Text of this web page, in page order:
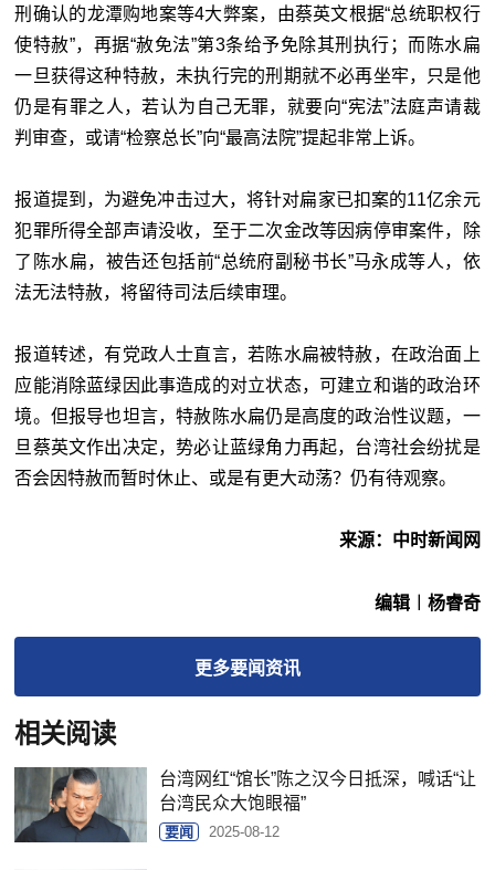
刑确认的龙潭购地案等4大弊案，由蔡英文根据“总统职权行
使特赦”，再据“赦免法”第3条给予免除其刑执行；而陈水扁
一旦获得这种特赦，未执行完的刑期就不必再坐牢，只是他
仍是有罪之人，若认为自己无罪，就要向“宪法”法庭声请裁
判审查，或请“检察总长”向“最高法院”提起非常上诉。
报道提到，为避免冲击过大，将针对扁家已扣案的11亿余元
犯罪所得全部声请没收，至于二次金改等因病停审案件，除
了陈水扁，被告还包括前“总统府副秘书长”马永成等人，依
法无法特赦，将留待司法后续审理。
报道转述，有党政人士直言，若陈水扁被特赦，在政治面上
应能消除蓝绿因此事造成的对立状态，可建立和谐的政治环
境。但报导也坦言，特赦陈水扁仍是高度的政治性议题，一
旦蔡英文作出决定，势必让蓝绿角力再起，台湾社会纷扰是
否会因特赦而暂时休止、或是有更大动荡？仍有待观察。
来源：中时新闻网
编辑︱杨睿奇
更多要闻资讯
相关阅读
台湾网红“馆长”陈之汉今日抵深，喊话“让
台湾民众大饱眼福”
要闻 2025-08-12